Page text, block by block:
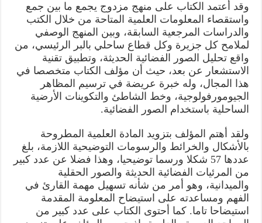
وقد أعتمد الكتاب على منهج مزدوج يجمع ما بين جمع
واستقصاء المعلومات العلمية المتاحة من خلال الكتب
والدراسات المرجعية السابقة، وبين المنهج الوصفي
لملامح كل جزيرة وكل قطاع ساحلي بالبر الرئيسي، من
واقع تحليل الصور الفضائية الحديثة، وتطبيق تقنية
الاستشعار عن بعد، حيث أن مؤلف الكتاب متخصصا في
هذا المجال، وله خبرة عريضة في ترسيم المظاهر
الجيومورفولوجية، وخط الشاطئ والتكوينات الأرضية
الساحلية باستخدام الصور الفضائية.
ولقد أهتم المؤلف بتزويد المادة العلمية المطروحة
بالأشكال والخرائط والرسومات التوضيحية اللازمة، بلغ
عددها 57 شكلا ورسما توضيحيا، وهذا فضلا عن عدد كبير
من المرئيات الفضائية الحديثة والصور الحقلية
والميدانية، وهو أمر من شأنه تسهيل مهمة القارئ في
الفهم ومساعدته على استيضاح المعلومة المقدمة
استيضاحا تاما. كما أحتوى الكتاب على عدد كبير من